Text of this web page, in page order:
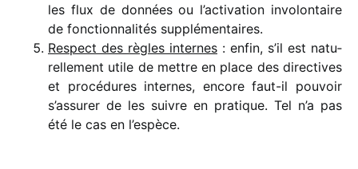
les flux de données ou l’activation invo­lon­taire
de fonc­tion­na­li­tés supplémentaires.
Respect des règles internes : enfin, s’il est natu­
rel­le­ment utile de mettre en place des direc­tives
et procé­dures internes, encore faut-il pouvoir
s’assurer de les suivre en pratique. Tel n’a pas
été le cas en l’espèce.